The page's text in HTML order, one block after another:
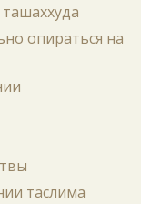
опираться на
таслима